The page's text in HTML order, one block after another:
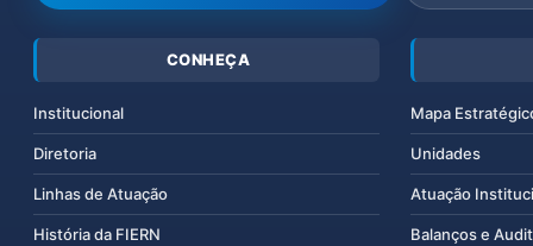
CONHEÇA
Institucional
Diretoria
Linhas de Atuação
História da FIERN
Mapa
Unidades
Atuação
Balanços e